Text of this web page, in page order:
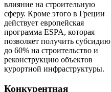
влияние на строительную
сферу. Кроме этого в Греции
действует европейская
программа ESPA, которая
позволяет получить субсидию
до 60% на строительство и
реконструкцию объектов
курортной инфраструктуры.
Конкурентная